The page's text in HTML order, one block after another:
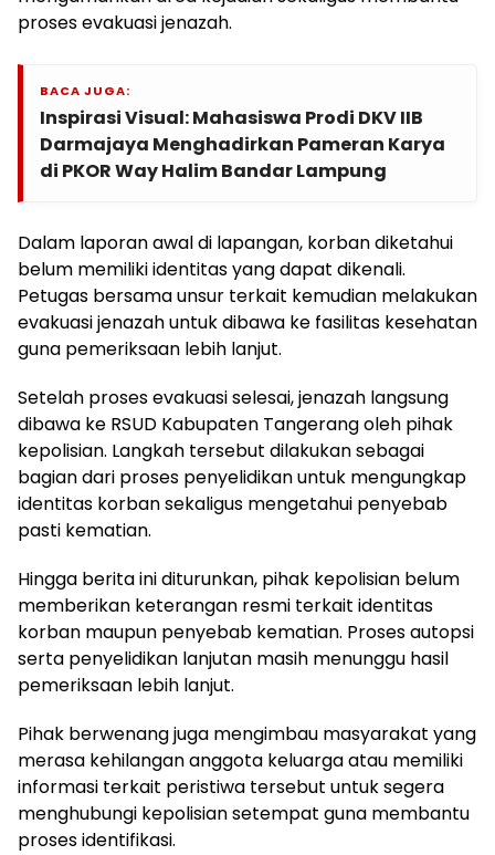
proses evakuasi jenazah.
BACA JUGA:
Inspirasi Visual: Mahasiswa Prodi DKV IIB
Darmajaya Menghadirkan Pameran Karya
di PKOR Way Halim Bandar Lampung
Dalam laporan awal di lapangan, korban diketahui
belum memiliki identitas yang dapat dikenali.
Petugas bersama unsur terkait kemudian melakukan
evakuasi jenazah untuk dibawa ke fasilitas kesehatan
guna pemeriksaan lebih lanjut.
Setelah proses evakuasi selesai, jenazah langsung
dibawa ke RSUD Kabupaten Tangerang oleh pihak
kepolisian. Langkah tersebut dilakukan sebagai
bagian dari proses penyelidikan untuk mengungkap
identitas korban sekaligus mengetahui penyebab
pasti kematian.
Hingga berita ini diturunkan, pihak kepolisian belum
memberikan keterangan resmi terkait identitas
korban maupun penyebab kematian. Proses autopsi
serta penyelidikan lanjutan masih menunggu hasil
pemeriksaan lebih lanjut.
Pihak berwenang juga mengimbau masyarakat yang
merasa kehilangan anggota keluarga atau memiliki
informasi terkait peristiwa tersebut untuk segera
menghubungi kepolisian setempat guna membantu
proses identifikasi.